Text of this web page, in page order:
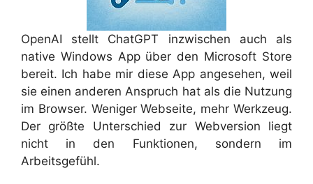
OpenAI stellt ChatGPT inzwischen auch als
native Windows App über den Microsoft Store
bereit. Ich habe mir diese App angesehen, weil
sie einen anderen Anspruch hat als die Nutzung
im Browser. Weniger Webseite, mehr Werkzeug.
Der größte Unterschied zur Webversion liegt
nicht in den Funktionen, sondern im
Arbeitsgefühl.